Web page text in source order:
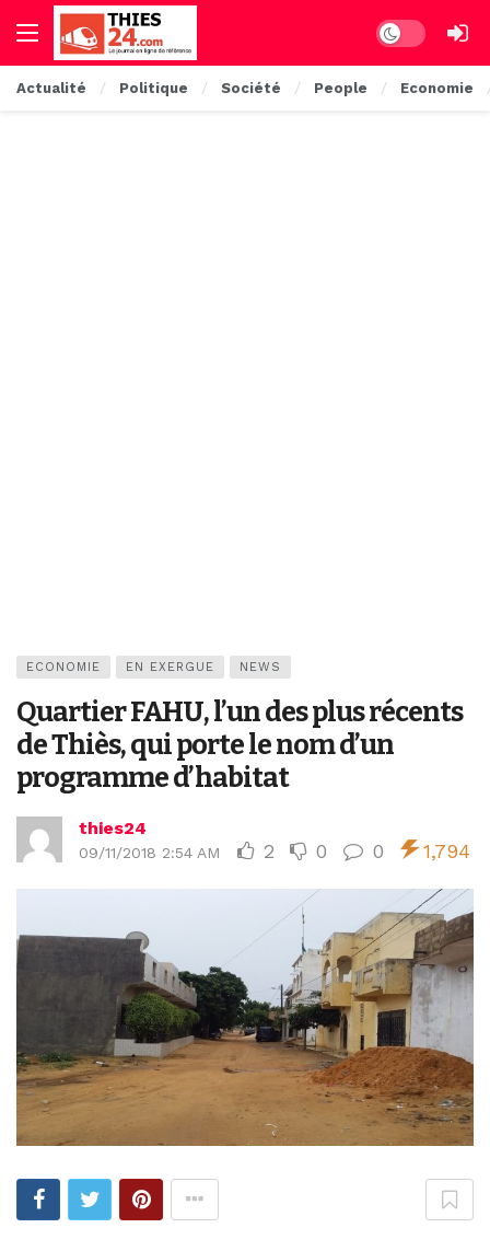
Dark mode
Actualité Politique Société People Economie
ECONOMIE EN EXERGUE NEWS
Quartier FAHU, l’un des plus récents
de Thiès, qui porte le nom d’un
programme d’habitat
thies24
09/11/2018 2:54 AM 2 0 0 1,794